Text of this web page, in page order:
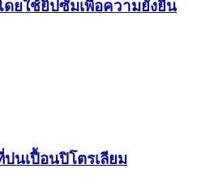
ยใช้ยิปซัมเพื่อความยั่งยืน
นเปื้อนปิโตรเลียม